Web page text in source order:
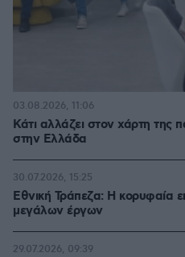
Κάτι αλλάζει στον χάρτη της
στην Ελλάδα
03.08.2026, 11:06
Εθνική Τράπεζα: Η κορυφαία
μεγάλων έργων
30.07.2026, 15:25
29.07.2026, 09:39